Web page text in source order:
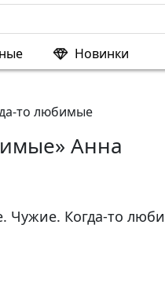
Новинки
то любимые
Анна
Чужие. Когда-то